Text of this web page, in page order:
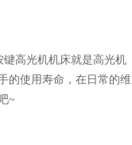
高光机机床就是高光机
的使用寿命，在日常的维
~